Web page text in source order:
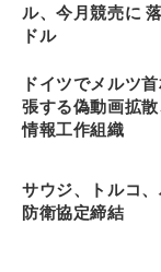
ル、今月競売に
ドル
ドイツでメルツ
張する偽動画拡
情報工作組織
サウジ、トルコ
防衛協定締結